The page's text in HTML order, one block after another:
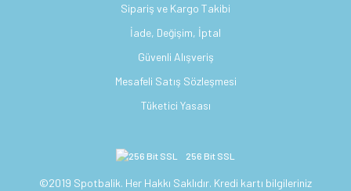
Sipariş ve Kargo Takibi
İade, Değişim, İptal
Güvenli Alışveriş
Mesafeli Satış Sözleşmesi
Tüketici Yasası
256 Bit SSL
©2019 Spotbalik. Her Hakkı Saklıdır. Kredi kartı bilgileriniz